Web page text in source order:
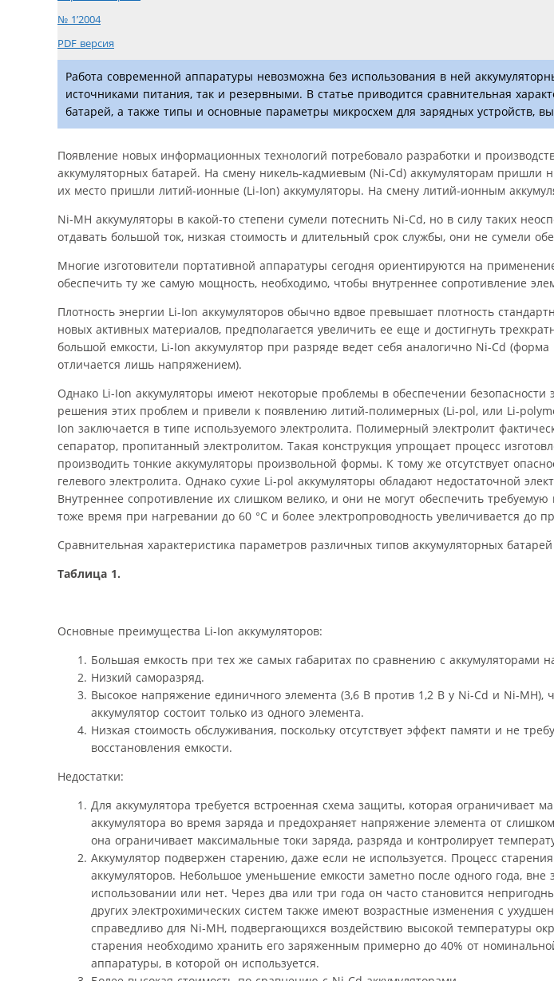
№ 1’2004
PDF версия
Работа современной аппаратуры невозможна без использования в ней
источниками питания, так и резервными. В статье приводится сравнительная
батарей, а также типы и основные параметры микросхем для зарядных устройств,
Появление новых информационных технологий потребовало разработки и
аккумуляторных батарей. На смену никель-кадмиевым (Ni-Cd) аккумуляторам пришли
их место пришли литий-ионные (Li-Ion) аккумуляторы. На смену литий-ионным
Ni-MH аккумуляторы в какой-то степени сумели потеснить Ni-Cd, но в силу таких
отдавать большой ток, низкая стоимость и длительный срок службы, они не сумели
Многие изготовители портативной аппаратуры сегодня ориентируются на
обеспечить ту же самую мощность, необходимо, чтобы внутреннее сопротивление
Плотность энергии Li-Ion аккумуляторов обычно вдвое превышает плотность
новых активных материалов, предполагается увеличить ее еще и достигнуть
большой емкости, Li-Ion аккумулятор при разряде ведет себя аналогично Ni-Cd
отличается лишь напряжением).
Однако Li-Ion аккумуляторы имеют некоторые проблемы в обеспечении безопасности
решения этих проблем и привели к появлению литий-полимерных (Li-pol, или Li-
Ion заключается в типе используемого электролита. Полимерный электролит
сепаратор, пропитанный электролитом. Такая конструкция упрощает процесс
производить тонкие аккумуляторы произвольной формы. К тому же отсутствует
гелевого электролита. Однако сухие Li-pol аккумуляторы обладают недостаточной
Внутреннее сопротивление их слишком велико, и они не могут обеспечить требуемую
тоже время при нагревании до 60 °C и более электропроводность увеличивается до
Сравнительная характеристика параметров различных типов аккумуляторных
Таблица 1.
Основные преимущества Li-Ion аккумуляторов:
Большая емкость при тех же самых габаритах по сравнению с аккумуляторами
Низкий саморазряд.
Высокое напряжение единичного элемента (3,6 В против 1,2 В у Ni-Cd и Ni-MH),
аккумулятор состоит только из одного элемента.
Низкая стоимость обслуживания, поскольку отсутствует эффект памяти и не
восстановления емкости.
Недостатки:
Для аккумулятора требуется встроенная схема защиты, которая ограничивает
аккумулятора во время заряда и предохраняет напряжение элемента от
она ограничивает максимальные токи заряда, разряда и контролирует
Аккумулятор подвержен старению, даже если не используется. Процесс
аккумуляторов. Небольшое уменьшение емкости заметно после одного года, вне
использовании или нет. Через два или три года он часто становится
других электрохимических систем также имеют возрастные изменения с
справедливо для Ni-MH, подвергающихся воздействию высокой температуры
старения необходимо хранить его заряженным примерно до 40% от
аппаратуры, в которой он используется.